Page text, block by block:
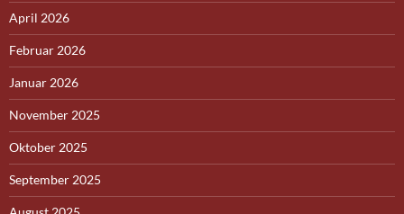
April 2026
Februar 2026
Januar 2026
November 2025
Oktober 2025
September 2025